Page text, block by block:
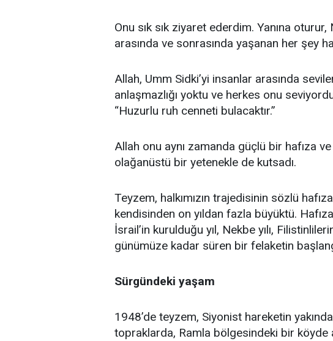
Onu sık sık ziyaret ederdim. Yanına
arasında ve sonrasında yaşanan her şey
Allah, Umm Sidki’yi insanlar arasında
anlaşmazlığı yoktu ve herkes onu
“Huzurlu ruh cenneti bulacaktır.”
Allah onu aynı zamanda güçlü bir hafıza
olağanüstü bir yetenekle de kutsadı.
Teyzem, halkımızın trajedisinin sözlü
kendisinden on yıldan fazla büyüktü.
İsrail’in kurulduğu yıl, Nekbe yılı,
günümüze kadar süren bir felaketin
Sürgündeki yaşam
1948’de teyzem, Siyonist hareketin
topraklarda, Ramla bölgesindeki bir köyde